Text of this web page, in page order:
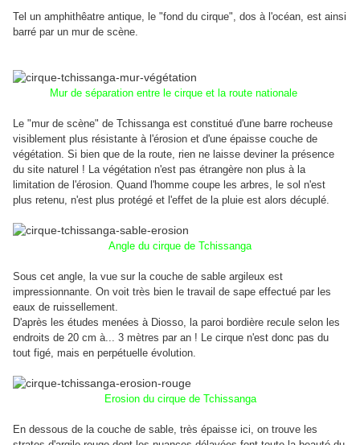
Tel un amphithêatre antique, le "fond du cirque", dos à l'océan, est ainsi
barré par un mur de scène.
Mur de séparation entre le cirque et la route nationale
Le "mur de scène" de Tchissanga est constitué d'une barre rocheuse
visiblement plus résistante à l'érosion et d'une épaisse couche de
végétation. Si bien que de la route, rien ne laisse deviner la présence
du site naturel ! La végétation n'est pas étrangère non plus à la
limitation de l'érosion. Quand l'homme coupe les arbres, le sol n'est
plus retenu, n'est plus protégé et l'effet de la pluie est alors décuplé.
Angle du cirque de Tchissanga
Sous cet angle, la vue sur la couche de sable argileux est
impressionnante. On voit très bien le travail de sape effectué par les
eaux de ruissellement.
D'après les études menées à Diosso, la paroi bordière recule selon les
endroits de 20 cm à... 3 mètres par an ! Le cirque n'est donc pas du
tout figé, mais en perpétuelle évolution.
Erosion du cirque de Tchissanga
En dessous de la couche de sable, très épaisse ici, on trouve les